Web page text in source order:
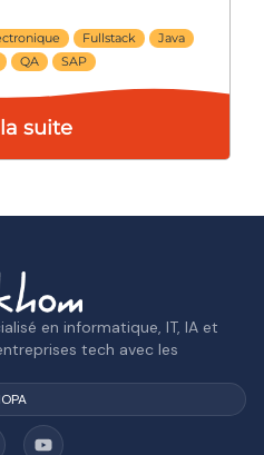
Fullstack
Java
QA SAP
suite
en informatique, IT, IA et
tech avec les